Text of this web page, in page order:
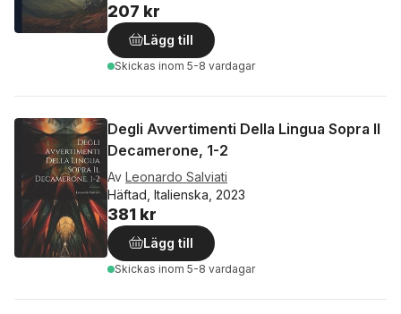
207 kr
Lägg till
Skickas inom 5-8 vardagar
Degli Avvertimenti Della Lingua Sopra Il
Decamerone, 1-2
Av Leonardo Salviati
Häftad, Italienska, 2023
381 kr
Lägg till
Skickas inom 5-8 vardagar